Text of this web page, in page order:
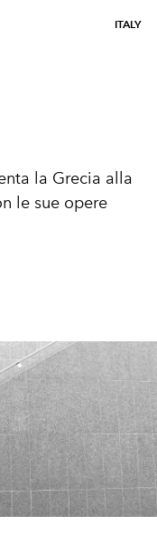
ITALY
la Grecia alla
le sue opere